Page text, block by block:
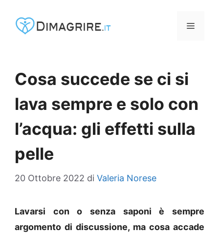
MENU
Cosa succede se ci si
lava sempre e solo con
l’acqua: gli effetti sulla
pelle
20 Ottobre 2022 di Valeria Norese
Lavarsi con o senza saponi è sempre
argomento di discussione, ma cosa accade